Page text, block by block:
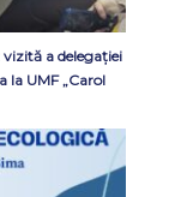
a delegației
la UMF „Carol